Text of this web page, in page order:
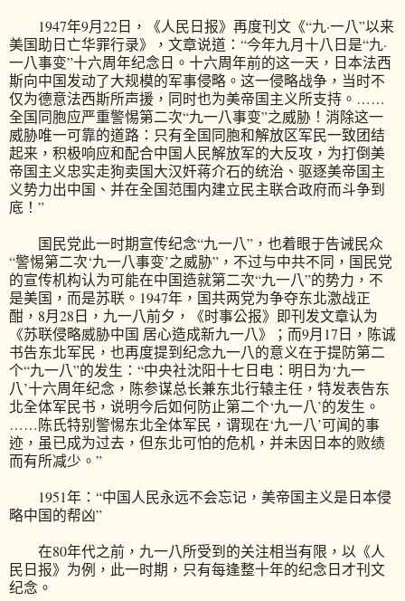
1947年9月22日，《人民日报》再度刊文《“九·一八”以来
美国助日亡华罪行录》，文章说道：“今年九月十八日是“九·
一八事变”十六周年纪念日。十六周年前的这一天，日本法西
斯向中国发动了大规模的军事侵略。这一侵略战争，当时不
仅为德意法西斯所声援，同时也为美帝国主义所支持。……
全国同胞应严重警惕第二次“九一八事变”之威胁！消除这一
威胁唯一可靠的道路：只有全国同胞和解放区军民一致团结
起来，积极响应和配合中国人民解放军的大反攻，为打倒美
帝国主义忠实走狗卖国大汉奸蒋介石的统治、驱逐美帝国主
义势力出中国、并在全国范围内建立民主联合政府而斗争到
底！”
国民党此一时期宣传纪念“九一八”，也着眼于告诫民众
“警惕第二次‘九一八事变’之威胁”，不过与中共不同，国民党
的宣传机构认为可能在中国造就第二次“九一八”的势力，不
是美国，而是苏联。1947年，国共两党为争夺东北激战正
酣，8月28日，九一八前夕，《时事公报》即刊发文章认为
《苏联侵略威胁中国 居心造成新九一八》；而9月17日，陈诚
书告东北军民，也再度提到纪念九一八的意义在于提防第二
个“九一八”的发生：“中央社沈阳十七日电：明日为‘九一
八’十六周年纪念，陈参谋总长兼东北行辕主任，特发表告东
北全体军民书，说明今后如何防止第二个‘九一八’的发生。
……陈氏特别警惕东北全体军民，谓现在‘九一八’可闻的事
迹，虽已成为过去，但东北可怕的危机，并未因日本的败绩
而有所减少。”
1951年：“中国人民永远不会忘记，美帝国主义是日本侵
略中国的帮凶”
在80年代之前，九一八所受到的关注相当有限，以《人
民日报》为例，此一时期，只有每逢整十年的纪念日才刊文
纪念。